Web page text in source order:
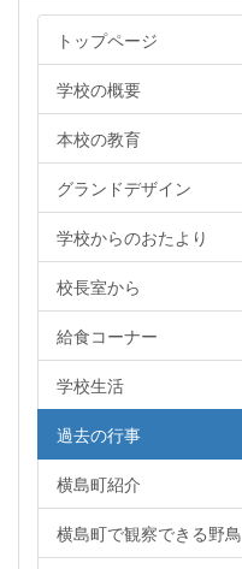
トップページ
学校の概要
本校の教育
グランドデザイン
学校からのおたより
校長室から
給食コーナー
学校生活
過去の行事
横島町紹介
横島町で観察できる野鳥